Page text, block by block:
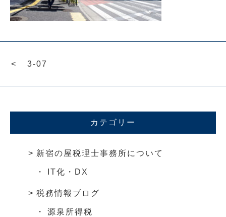
3-07
カテゴリー
新宿の屋税理士事務所について
IT化・DX
税務情報ブログ
源泉所得税